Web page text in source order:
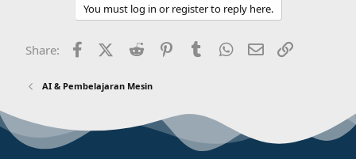
You must log in or register to reply here.
Share: FacebookX (Twitter)
Reddit PinterestTumblr WhatsApp
Email
AI & Pembelajaran Mesin